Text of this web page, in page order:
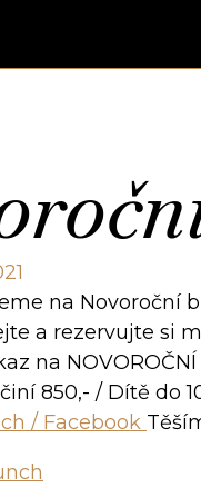
na Novoroční
a rezervujte si
na
850,- / Dítě do
/ Facebook